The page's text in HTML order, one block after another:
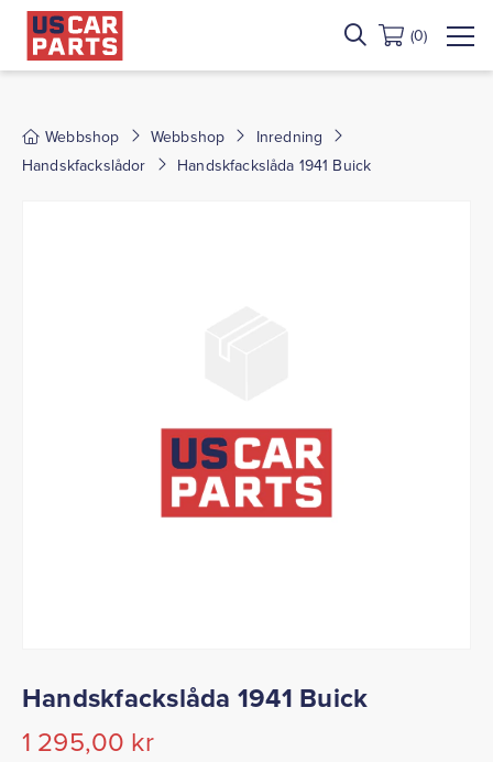
(0)
Webbshop Webbshop
Inredning
Handskfackslådor
Handskfackslåda 1941 Buick
Handskfackslåda 1941 Buick
1 295,00 kr